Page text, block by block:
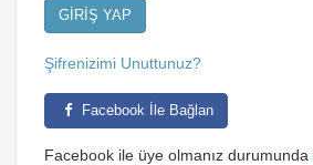
Şifrenizimi Unuttunuz?
Facebook İle Bağlan
Facebook ile üye olmanız durumunda